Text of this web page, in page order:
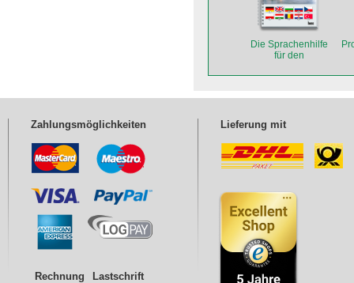
Die Sprachenhilfe
für den
Zahlungsmöglichkeiten
Rechnung
Lastschrift
Lieferung mit